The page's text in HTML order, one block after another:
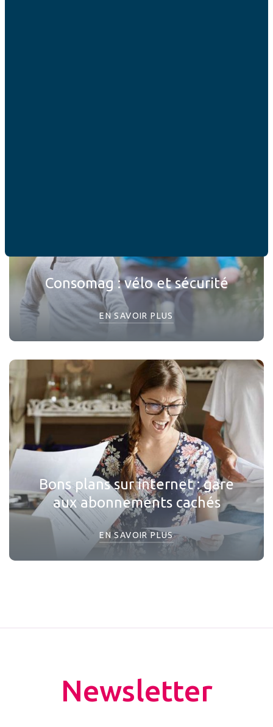
Consomag : vélo et sécurité
EN SAVOIR PLUS
Bons plans sur internet : gare
aux abonnements cachés
EN SAVOIR PLUS
Newsletter